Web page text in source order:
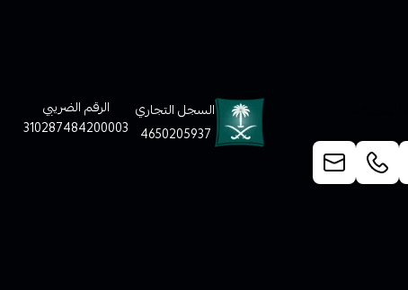
السجل التجاري
4650205937
الرقم الضريبي
310287484200003